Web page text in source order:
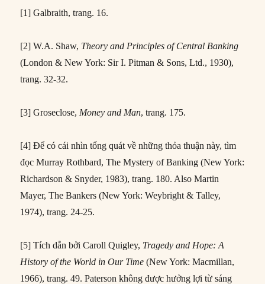
[1] Galbraith, trang. 16.
[2] W.A. Shaw, Theory and Principles of Central Banking
(London & New York: Sir I. Pitman & Sons, Ltd., 1930),
trang. 32-32.
[3] Groseclose, Money and Man, trang. 175.
[4] Để có cái nhìn tổng quát về những thỏa thuận này, tìm
đọc Murray Rothbard, The Mystery of Banking (New York:
Richardson & Snyder, 1983), trang. 180. Also Martin
Mayer, The Bankers (New York: Weybright & Talley,
1974), trang. 24-25.
[5] Tích dẫn bởi Caroll Quigley, Tragedy and Hope: A
History of the World in Our Time (New York: Macmillan,
1966), trang. 49. Paterson không được hưởng lợi từ sáng